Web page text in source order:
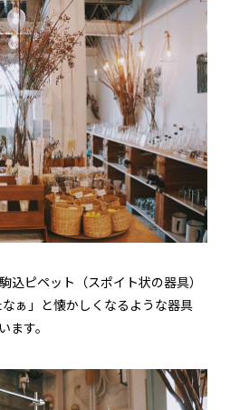
込ピペット（スポイト状の器具）
ぁ」と懐かしくなるような器具
ます。